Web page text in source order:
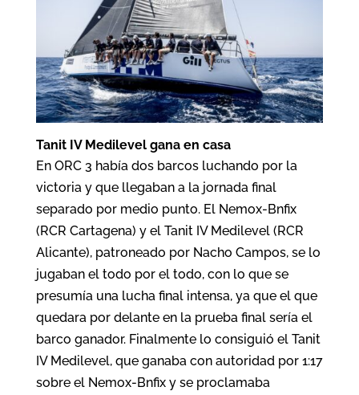
Tanit IV Medilevel gana en casa
En ORC 3 había dos barcos luchando por la
victoria y que llegaban a la jornada final
separado por medio punto. El Nemox-Bnfix
(RCR Cartagena) y el Tanit IV Medilevel (RCR
Alicante), patroneado por Nacho Campos, se lo
jugaban el todo por el todo, con lo que se
presumía una lucha final intensa, ya que el que
quedara por delante en la prueba final sería el
barco ganador. Finalmente lo consiguió el Tanit
IV Medilevel, que ganaba con autoridad por 1:17
sobre el Nemox-Bnfix y se proclamaba